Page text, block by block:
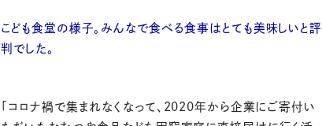
こども食堂の様子。みんなで食べる食事はとても美味しいと評
判でした。
「コロナ禍で集まれなくなって、2020年から企業にご寄付い